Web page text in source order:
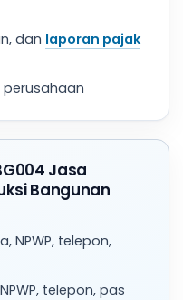
dan laporan pajak
Jasa
Bangunan
NPWP, telepon,
telepon, pas